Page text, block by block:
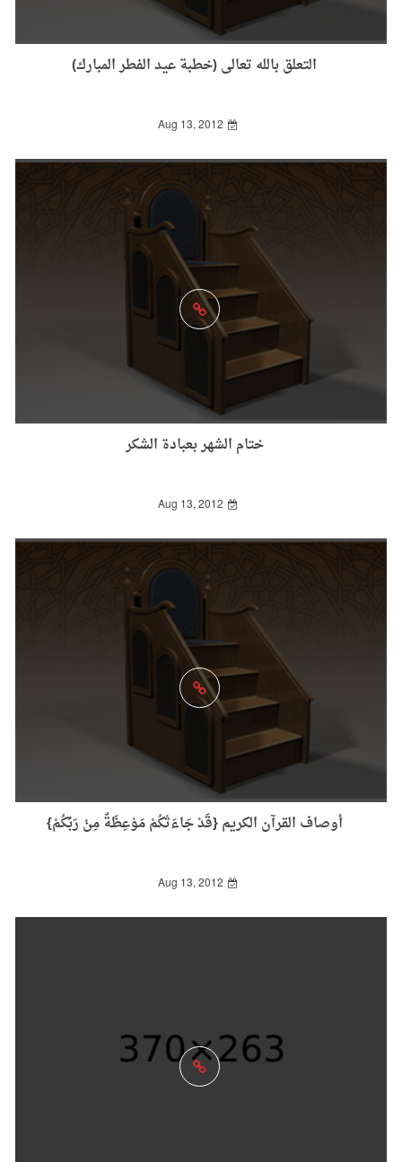
التعلق بالله تعالى (خطبة عيد الفطر المبارك)
Aug 13, 2012
ختام الشهر بعبادة الشكر
Aug 13, 2012
أوصاف القرآن الكريم {قَدْ جَاءَتْكُمْ مَوْعِظَةٌ مِنْ رَبِّكُمْ}
Aug 13, 2012